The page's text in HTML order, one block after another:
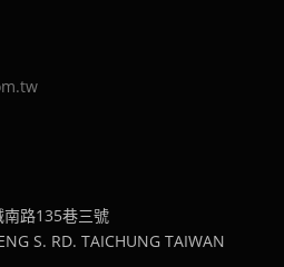
路135巷三號
S. RD. TAICHUNG TAIWAN